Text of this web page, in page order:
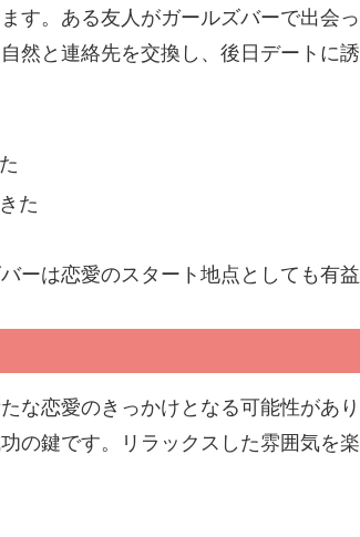
す。ある友人がガールズバーで出会
然と連絡先を交換し、後日デートに誘
た
ーは恋愛のスタート地点としても有益
な恋愛のきっかけとなる可能性があ
の鍵です。リラックスした雰囲気を